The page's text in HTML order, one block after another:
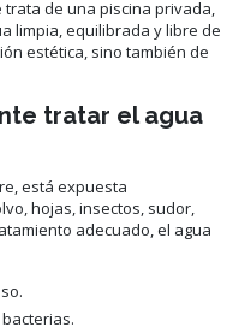
de una piscina privada,
limpia, equilibrada y libre de
estética, sino también de
tratar el agua
está expuesta
hojas, insectos, sudor,
adecuado, el agua